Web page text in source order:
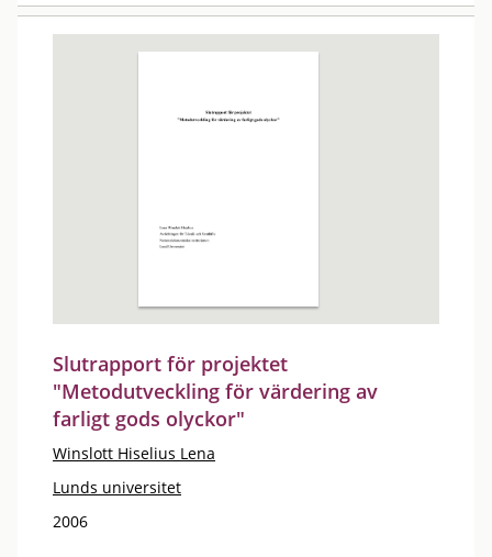
Slutrapport för projektet
"Metodutveckling för värdering av
farligt gods olyckor"
Winslott Hiselius Lena
Lunds universitet
2006